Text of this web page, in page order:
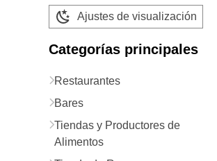
Ajustes de visualización
Categorías principales
Restaurantes
Bares
Tiendas y Productores de
Alimentos